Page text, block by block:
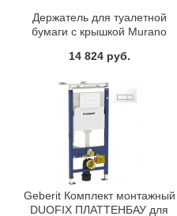
Держатель для туалетной
бумаги с крышкой Murano
14 824 руб.
Geberit Комплект монтажный
DUOFIX ПЛАТТЕНБАУ для